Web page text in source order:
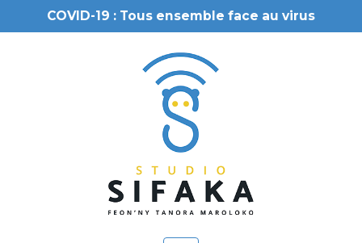
COVID-19 : Tous ensemble face au virus